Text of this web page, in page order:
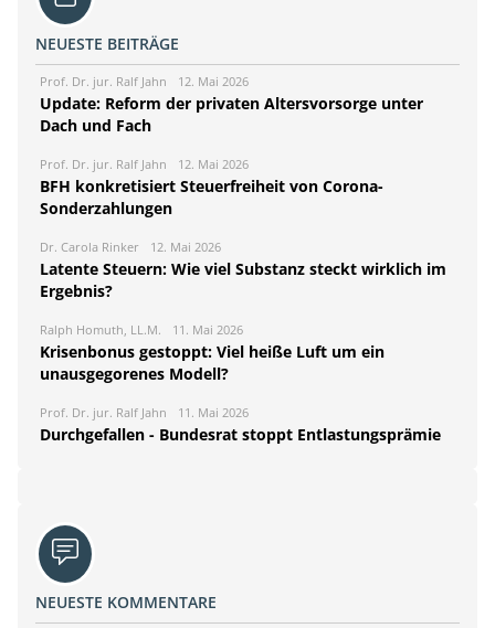
NEUESTE BEITRÄGE
Prof. Dr. jur. Ralf Jahn 12. Mai 2026
Update: Reform der privaten Altersvorsorge unter
Dach und Fach
Prof. Dr. jur. Ralf Jahn 12. Mai 2026
BFH konkretisiert Steuerfreiheit von Corona-
Sonderzahlungen
Dr. Carola Rinker 12. Mai 2026
Latente Steuern: Wie viel Substanz steckt wirklich im
Ergebnis?
Ralph Homuth, LL.M. 11. Mai 2026
Krisenbonus gestoppt: Viel heiße Luft um ein
unausgegorenes Modell?
Prof. Dr. jur. Ralf Jahn 11. Mai 2026
Durchgefallen - Bundesrat stoppt Entlastungsprämie
NEUESTE KOMMENTARE